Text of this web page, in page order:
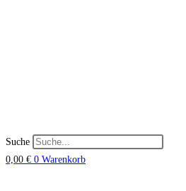
Suche
0,00 € 0 Warenkorb